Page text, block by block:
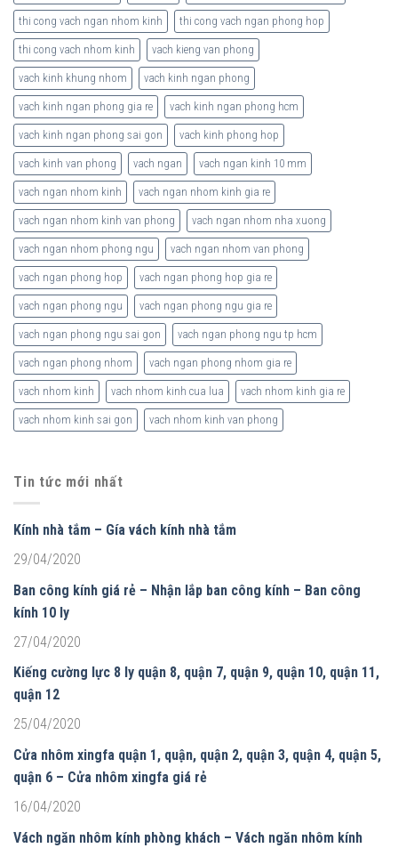
thi cong vach ngan nhom kinh thi cong vach ngan phong hop
thi cong vach nhom kinh vach kieng van phong
vach kinh khung nhom vach kinh ngan phong
vach kinh ngan phong gia re vach kinh ngan phong hcm
vach kinh ngan phong sai gon vach kinh phong hop
vach kinh van phong vach ngan vach ngan kinh 10 mm
vach ngan nhom kinh vach ngan nhom kinh gia re
vach ngan nhom kinh van phong vach ngan nhom nha xuong
vach ngan nhom phong ngu vach ngan nhom van phong
vach ngan phong hop vach ngan phong hop gia re
vach ngan phong ngu vach ngan phong ngu gia re
vach ngan phong ngu sai gon vach ngan phong ngu tp hcm
vach ngan phong nhom vach ngan phong nhom gia re
vach nhom kinh vach nhom kinh cua lua vach nhom kinh gia re
vach nhom kinh sai gon vach nhom kinh van phong
Tin tức mới nhất
Kính nhà tắm – Gía vách kính nhà tắm
29/04/2020
Ban công kính giá rẻ – Nhận lắp ban công kính – Ban công
kính 10 ly
27/04/2020
Kiếng cường lực 8 ly quận 8, quận 7, quận 9, quận 10, quận 11,
quận 12
25/04/2020
Cửa nhôm xingfa quận 1, quận, quận 2, quận 3, quận 4, quận 5,
quận 6 – Cửa nhôm xingfa giá rẻ
16/04/2020
Vách ngăn nhôm kính phòng khách – Vách ngăn nhôm kính